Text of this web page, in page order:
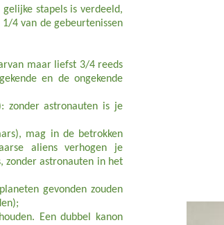
stapels is verdeeld,
4 van de gebeurtenissen
maar liefst 3/4 reeds
en de ongekende
zonder astronauten is je
mag in de betrokken
aliens verhogen je
zonder astronauten in het
gevonden zouden
Een dubbel kanon